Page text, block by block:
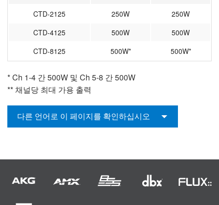
CTD-2125
250W
250W
CTD-4125
500W
500W
CTD-8125
500W* 500W*
* Ch 1-4 간 500W 및 Ch 5-8 간 500W
** 채널당 최대 가용 출력
다른 언어로 이 페이지를 확인하십시오